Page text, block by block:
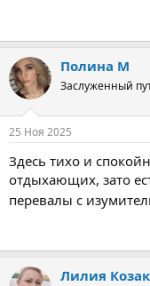
Полина М
Заслуженный
25 Ноя 2025
Здесь тихо и
отдыхающих, зато
перевалы с
Лилия